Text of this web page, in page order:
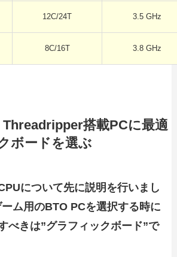
12C/24T 3.5 GHz
8C/16T 3.8 GHz
搭載PCに最適
ボードを選ぶ
について先に説明を行いまし
ム用のBTO PCを選択する時に
べきは”グラフィックボード”で